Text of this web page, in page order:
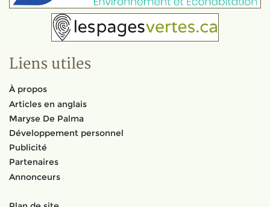
Liens utiles
À propos
Articles en anglais
Maryse De Palma
Développement personnel
Publicité
Partenaires
Annonceurs